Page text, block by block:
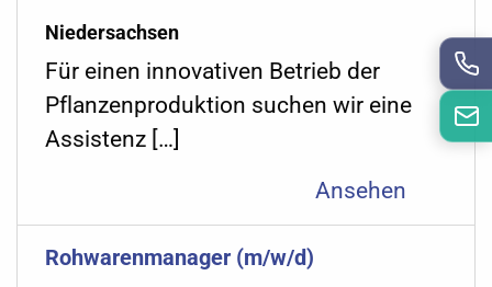
Niedersachsen
Für einen innovativen Betrieb der
Pflanzenproduktion suchen wir eine
Assistenz […]
Ansehen
Rohwarenmanager (m/w/d)